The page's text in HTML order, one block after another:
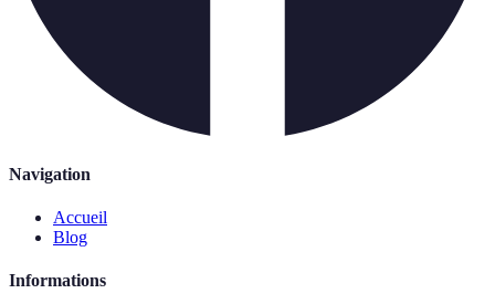
Navigation
Accueil
Blog
Informations